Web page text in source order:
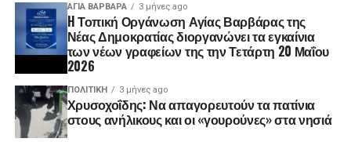
ΑΓΙΑ ΒΑΡΒΑΡΑ 3 μήνες ago
H Τοπική Οργάνωση Αγίας Βαρβάρας της
Νέας Δημοκρατίας διοργανώνει τα εγκαίνια
των νέων γραφείων της την Τετάρτη 20 Μαΐου
2026
ΠΟΛΙΤΙΚΉ 3 μήνες ago
Χρυσοχοΐδης: Να απαγορευτούν τα πατίνια
στους ανήλικους και οι «γουρούνες» στα νησιά